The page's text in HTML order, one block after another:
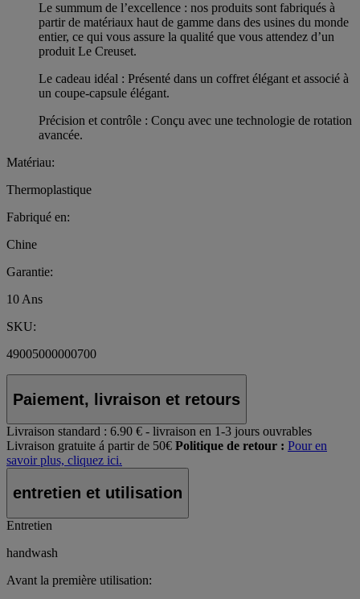
Le summum de l’excellence : nos produits sont fabriqués à
partir de matériaux haut de gamme dans des usines du monde
entier, ce qui vous assure la qualité que vous attendez d’un
produit Le Creuset.
Le cadeau idéal : Présenté dans un coffret élégant et associé à
un coupe-capsule élégant.
Précision et contrôle : Conçu avec une technologie de rotation
avancée.
Matériau:
Thermoplastique
Fabriqué en:
Chine
Garantie:
10 Ans
SKU:
49005000000700
Paiement, livraison et retours
Livraison standard : 6.90 € - livraison en 1-3 jours ouvrables
Livraison gratuite á partir de 50€ Politique de retour : Pour en
savoir plus, cliquez ici.
entretien et utilisation
Entretien
handwash
Avant la première utilisation: